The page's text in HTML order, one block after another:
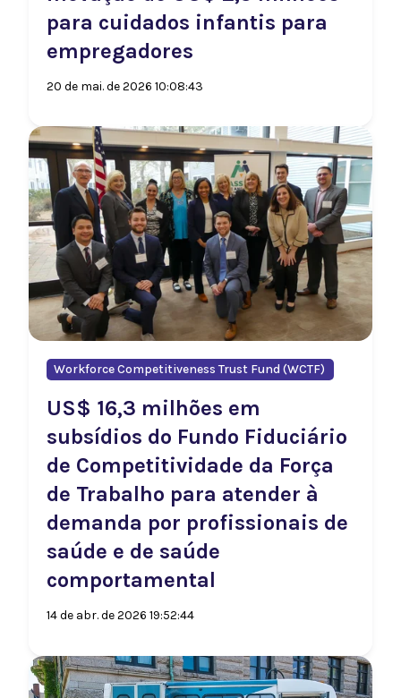
para cuidados infantis para
empregadores
20 de mai. de 2026 10:08:43
Workforce Competitiveness Trust Fund (WCTF)
US$ 16,3 milhões em
subsídios do Fundo Fiduciário
de Competitividade da Força
de Trabalho para atender à
demanda por profissionais de
saúde e de saúde
comportamental
14 de abr. de 2026 19:52:44